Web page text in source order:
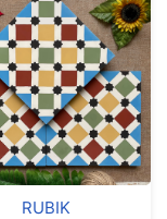
RUBIK